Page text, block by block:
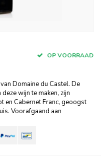
OP VOORRAAD
Domaine du Castel. De
wijn te maken, zijn
en Cabernet Franc, geoogst
Voorafgaand aan